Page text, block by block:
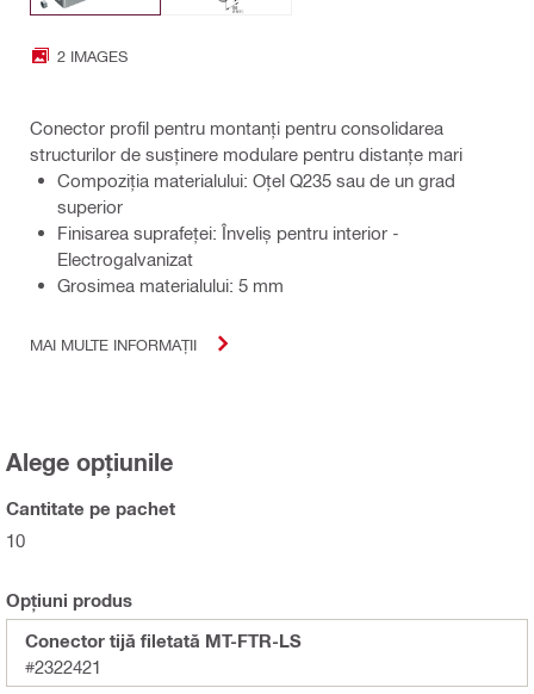
2 IMAGES
Conector profil pentru montanți pentru consolidarea
structurilor de susținere modulare pentru distanțe mari
Compoziţia materialului: Oțel Q235 sau de un grad
superior
Finisarea suprafeţei: Înveliș pentru interior -
Electrogalvanizat
Grosimea materialului: 5 mm
MAI MULTE INFORMAȚII
Alege opțiunile
Cantitate pe pachet
10
Opțiuni produs
Conector tijă filetată MT-FTR-LS
#2322421